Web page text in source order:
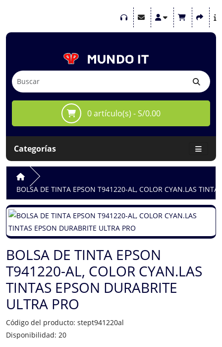
0 artículo(s) - S/0.00
Categorías
BOLSA DE TINTA EPSON T941220-AL, COLOR CYAN.LAS
BOLSA DE TINTA EPSON
T941220-AL, COLOR CYAN.LAS
TINTAS EPSON DURABRITE
ULTRA PRO
Código del producto: stept941220al
Disponibilidad: 20